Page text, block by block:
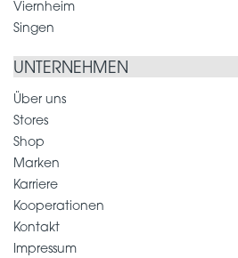
Viernheim
Singen
UNTERNEHMEN
Über uns
Stores
Shop
Marken
Karriere
Kooperationen
Kontakt
Impressum